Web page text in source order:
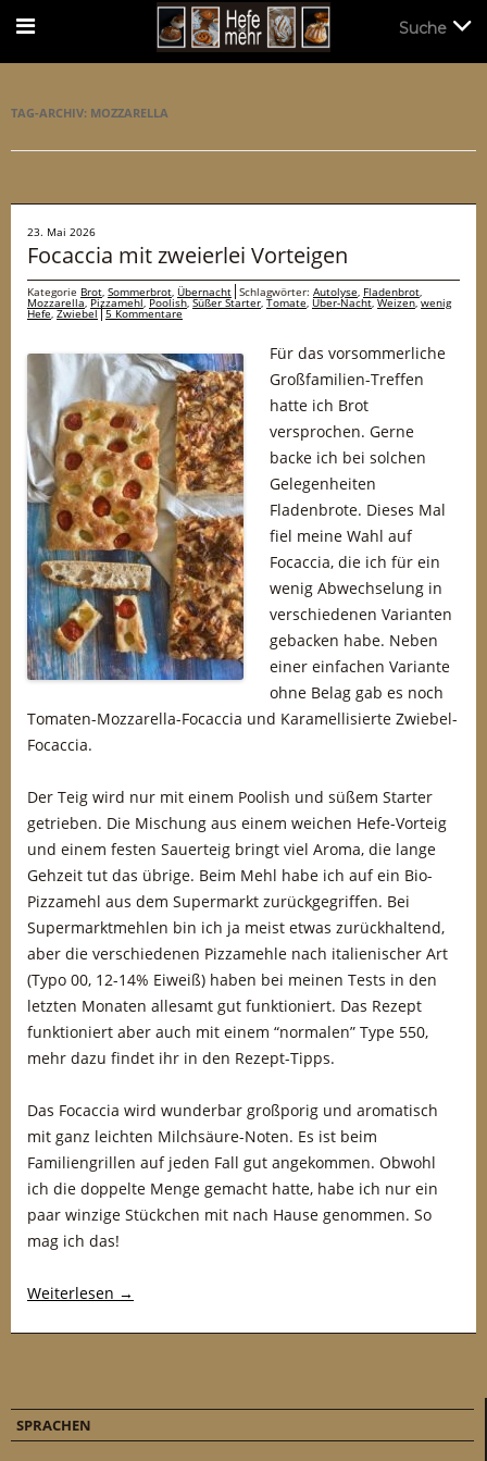
TAG-ARCHIV: MOZZARELLA
23. Mai 2026
Focaccia mit zweierlei Vorteigen
Kategorie Brot, Sommerbrot, Übernacht Schlagwörter: Autolyse, Fladenbrot,
Mozzarella,Pizzamehl,Poolish,Süßer Starter, Tomate, Über-Nacht,Weizen,wenig
Hefe,Zwiebel 5 Kommentare
Für das vorsommerliche
Großfamilien-Treffen
hatte ich Brot
versprochen. Gerne
backe ich bei solchen
Gelegenheiten
Fladenbrote. Dieses Mal
fiel meine Wahl auf
Focaccia, die ich für ein
wenig Abwechselung in
verschiedenen Varianten
gebacken habe. Neben
einer einfachen Variante
ohne Belag gab es noch
Tomaten-Mozzarella-Focaccia und Karamellisierte Zwiebel-
Focaccia.
Der Teig wird nur mit einem Poolish und süßem Starter
getrieben. Die Mischung aus einem weichen Hefe-Vorteig
und einem festen Sauerteig bringt viel Aroma, die lange
Gehzeit tut das übrige. Beim Mehl habe ich auf ein Bio-
Pizzamehl aus dem Supermarkt zurückgegriffen. Bei
Supermarktmehlen bin ich ja meist etwas zurückhaltend,
aber die verschiedenen Pizzamehle nach italienischer Art
(Typo 00, 12-14% Eiweiß) haben bei meinen Tests in den
letzten Monaten allesamt gut funktioniert. Das Rezept
funktioniert aber auch mit einem “normalen” Type 550,
mehr dazu findet ihr in den Rezept-Tipps.
Das Focaccia wird wunderbar großporig und aromatisch
mit ganz leichten Milchsäure-Noten. Es ist beim
Familiengrillen auf jeden Fall gut angekommen. Obwohl
ich die doppelte Menge gemacht hatte, habe ich nur ein
paar winzige Stückchen mit nach Hause genommen. So
mag ich das!
Weiterlesen →
SPRACHEN
Suche
Suche